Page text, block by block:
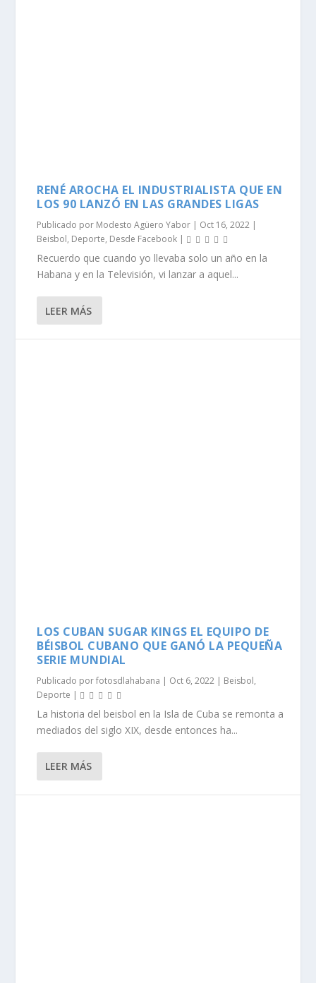
RENÉ AROCHA EL INDUSTRIALISTA QUE EN
LOS 90 LANZÓ EN LAS GRANDES LIGAS
Publicado por Modesto Agüero Yabor | Oct 16, 2022 |
Beisbol, Deporte, Desde Facebook |
Recuerdo que cuando yo llevaba solo un año en la
Habana y en la Televisión, vi lanzar a aquel...
LEER MÁS
LOS CUBAN SUGAR KINGS EL EQUIPO DE
BÉISBOL CUBANO QUE GANÓ LA PEQUEÑA
SERIE MUNDIAL
Publicado porfotosdlahabana | Oct 6, 2022 | Beisbol,
Deporte |
La historia del beisbol en la Isla de Cuba se remonta a
mediados del siglo XIX, desde entonces ha...
LEER MÁS